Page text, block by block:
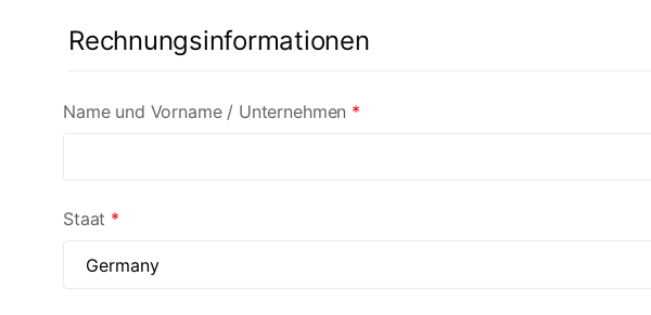
Rechnungsinformationen
Name und Vorname / Unternehmen *
Staat *